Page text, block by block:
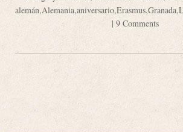
alemán,Alemania,aniversario,Erasmus,Granada,
| 9 Comments